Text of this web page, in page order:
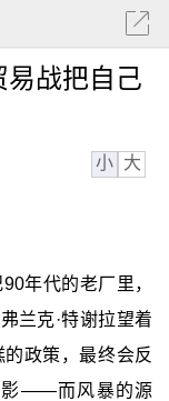
易战把自己
小 大
年代的老厂里，
兰克·特谢拉望着
政策，最终会反
影——而风暴的源